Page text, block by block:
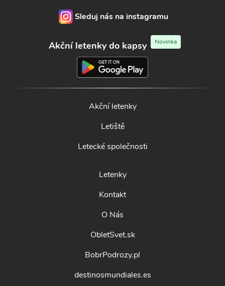
Sleduj nás na instagramu
Akční letenky do kapsy Novinka
Akční letenky
Letiště
Letecké společnosti
Letenky
Kontakt
O Nás
ObletSvet.sk
BobrPodrozy.pl
destinosmundiales.es